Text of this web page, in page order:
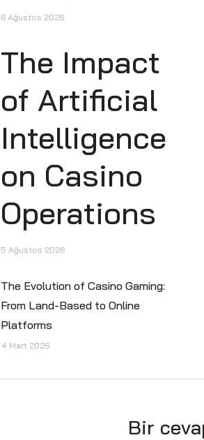
6 Ağustos 2026
The Impact
of Artificial
Intelligence
on Casino
Operations
5 Ağustos 2026
The Evolution of Casino Gaming:
From Land-Based to Online
Platforms
4 Mart 2026
Bir